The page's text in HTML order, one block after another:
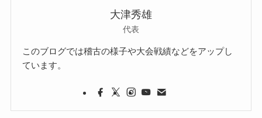
大津秀雄
代表
このブログでは稽古の様子や大会戦績などをアップし
ています。